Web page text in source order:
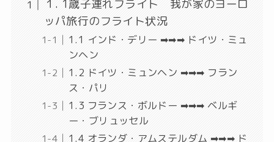
１. 1歳子連れフライト 我が家のヨーロ
ッパ旅行のフライト状況
1.1 インド・デリー ➡➡➡ ドイツ・ミュ
ンヘン
1.2 ドイツ・ミュンヘン ➡➡➡ フラン
ス・パリ
1.3 フランス・ボルドー ➡➡➡ ベルギ
ー・ブリュッセル
1.4 オランダ・アムステルダム ➡➡➡ ド